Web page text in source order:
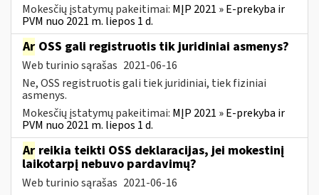
Mokesčių įstatymų pakeitimai: MĮP 2021 » E-prekyba ir
PVM nuo 2021 m. liepos 1 d.
Ar OSS gali registruotis tik juridiniai asmenys?
Web turinio sąrašas 2021-06-16
Ne, OSS registruotis gali tiek juridiniai, tiek fiziniai
asmenys.
Mokesčių įstatymų pakeitimai: MĮP 2021 » E-prekyba ir
PVM nuo 2021 m. liepos 1 d.
Ar reikia teikti OSS deklaracijas, jei mokestinį
laikotarpį nebuvo pardavimų?
Web turinio sąrašas 2021-06-16